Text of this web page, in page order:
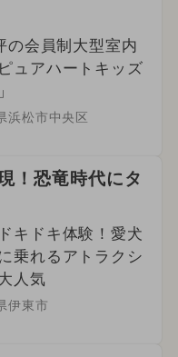
の会員制大型室内
ュアハートキッズ
浜松市中央区
！恐竜時代にタ
キドキ体験！愛犬
乗れるアトラクシ
人気
伊東市